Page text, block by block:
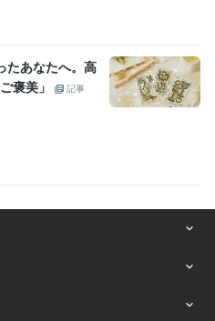
たあなたへ。高
褒美」
記事